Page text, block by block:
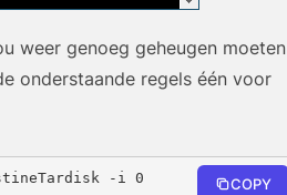
weer genoeg geheugen moeten
onderstaande regels één voor
-i 0 COPY